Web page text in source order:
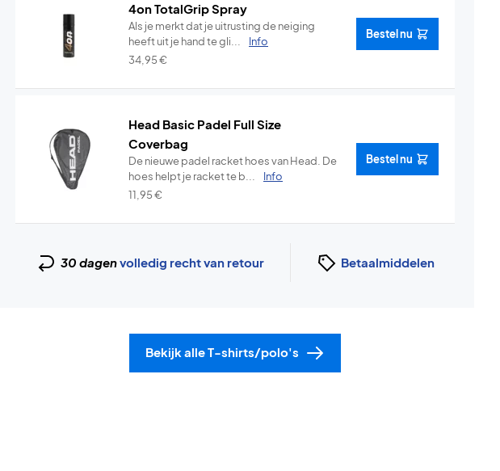
4on TotalGrip Spray
Als je merkt dat je uitrusting de neiging
heeft uit je hand te gli...
Info
34,95€
Bestel nu
Head Basic Padel Full Size
Coverbag
De nieuwe padel racket hoes van Head. De
hoes helpt je racket te b...
Info
11,95€
Bestel nu
30 dagenvolledig recht van retour Betaalmiddelen
Bekijk alle T-shirts/polo's